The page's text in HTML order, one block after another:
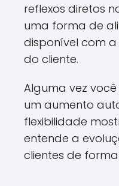
reflexos diretos
uma forma de
disponível com
do cliente.
Alguma vez
um aumento
flexibilidade
entende a
clientes de